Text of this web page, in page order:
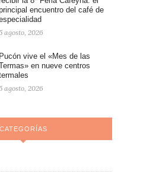
encuentro del café de
agosto, 2026
Pucón vive el «Mes de las
en nueve centros
agosto, 2026
CATEGORÍAS